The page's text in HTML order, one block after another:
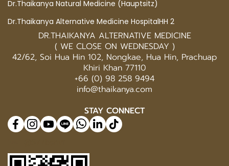
Dr.Thaikanya Natural Medicine (Hauptsitz)
Dr.Thaikanya Alternative Medicine HospitalHH 2
DR.THAIKANYA ALTERNATIVE MEDICINE
( WE CLOSE ON WEDNESDAY )
42/62, Soi Hua Hin 102, Nongkae, Hua Hin, Prachuap
Khiri Khan 77110
+66 (0) 98 258 9494
info@thaikanya.com
STAY CONNECT